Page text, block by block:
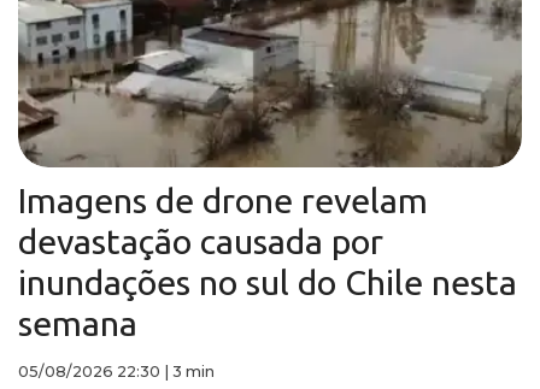
Imagens de drone revelam
devastação causada por
inundações no sul do Chile nesta
semana
05/08/2026 22:30 3 min